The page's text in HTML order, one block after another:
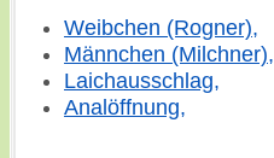
Weibchen (Rogner),
Männchen (Milchner),
Laichausschlag,
Analöffnung,